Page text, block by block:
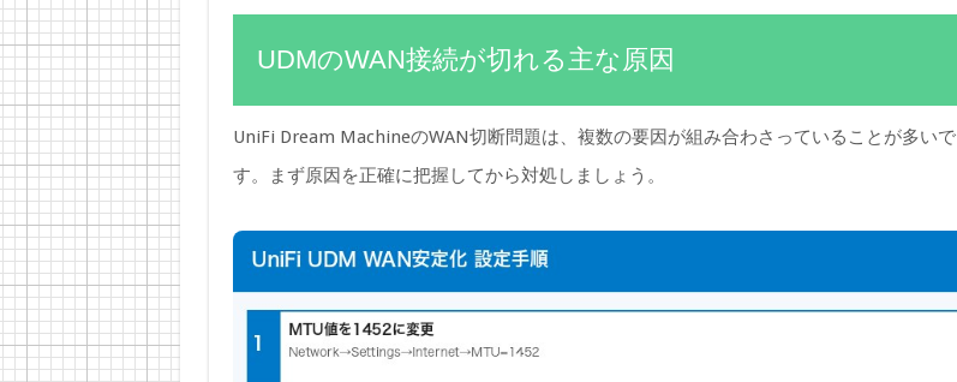
UDMのWAN接続が切れる主な原因
UniFi Dream MachineのWAN切断問題は、複数の要因が組み合わさっていることが多いで
す。まず原因を正確に把握してから対処しましょう。